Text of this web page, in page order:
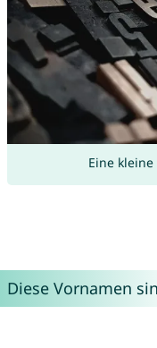
Eine
Diese Vornamen